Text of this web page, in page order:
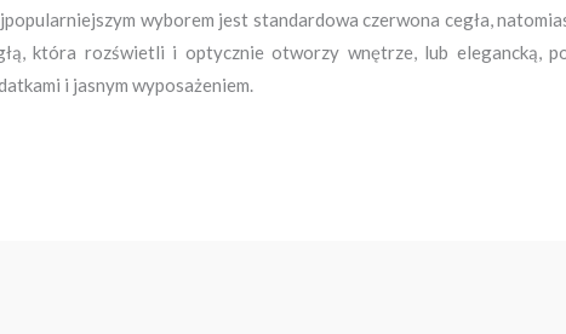
wyborem jest standardowa czerwona cegła,
która rozświetli i optycznie otworzy wnętrze, lub elegancką,
i jasnym wyposażeniem.